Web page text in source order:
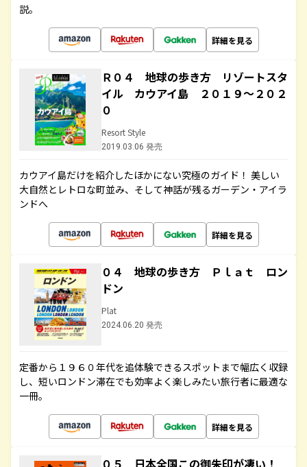
説。
詳細を見る
Ｒ０４ 地球の歩き方 リゾートスタ
イル カウアイ島 ２０１９～２０２
０
Resort Style
2019.03.06 発売
カウアイ島だけを紹介したほかにない究極のガイド！ 美しい
大自然とレトロな町並み、そして神話が残るガーデン・アイラ
ンドへ
詳細を見る
０４ 地球の歩き方 Ｐｌａｔ ロン
ドン
Plat
2024.06.20 発売
定番から１９６０年代を追体験できるスポットまで幅広く収録
し、短いロンドン滞在でも効率よく楽しみたい旅行者に最適な
一冊。
詳細を見る
０５ 日本全国この御朱印が凄い！